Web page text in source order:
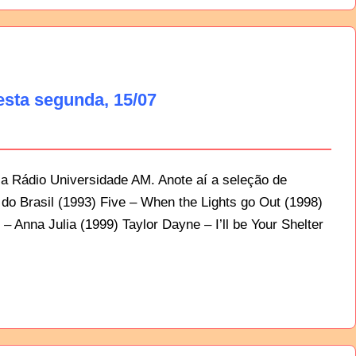
segunda, 15/07
Rádio Universidade AM. Anote aí a seleção de
Brasil (1993) Five – When the Lights go Out (1998)
Anna Julia (1999) Taylor Dayne – I’ll be Your Shelter